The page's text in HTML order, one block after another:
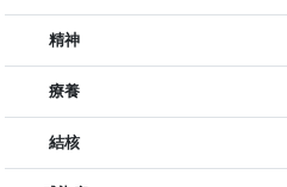
精神
療養
結核